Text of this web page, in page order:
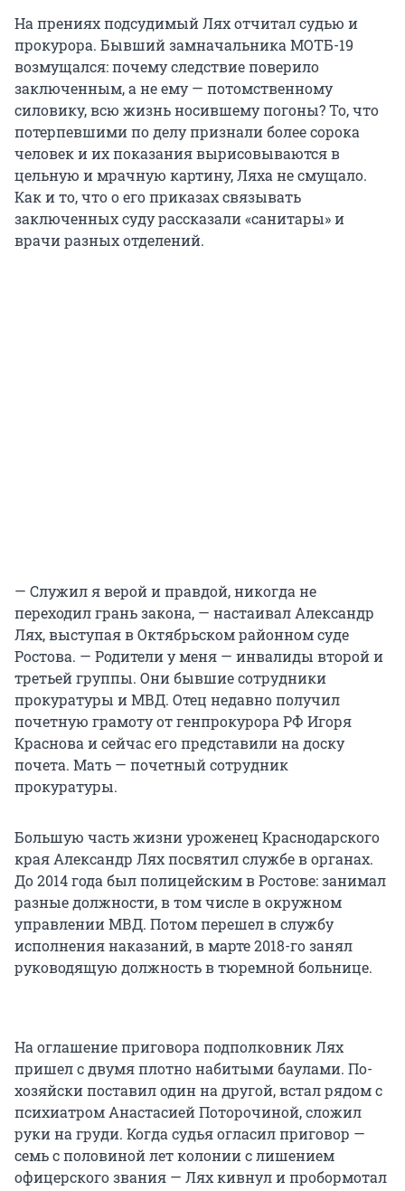
На прениях подсудимый Лях отчитал судью и
прокурора. Бывший замначальника МОТБ-19
возмущался: почему следствие поверило
заключенным, а не ему — потомственному
силовику, всю жизнь носившему погоны? То, что
потерпевшими по делу признали более сорока
человек и их показания вырисовываются в
цельную и мрачную картину, Ляха не смущало.
Как и то, что о его приказах связывать
заключенных суду рассказали «санитары» и
врачи разных отделений.
— Служил я верой и правдой, никогда не
переходил грань закона, — настаивал Александр
Лях, выступая в Октябрьском районном суде
Ростова. — Родители у меня — инвалиды второй и
третьей группы. Они бывшие сотрудники
прокуратуры и МВД. Отец недавно получил
почетную грамоту от генпрокурора РФ Игоря
Краснова и сейчас его представили на доску
почета. Мать — почетный сотрудник
прокуратуры.
Большую часть жизни уроженец Краснодарского
края Александр Лях посвятил службе в органах.
До 2014 года был полицейским в Ростове: занимал
разные должности, в том числе в окружном
управлении МВД. Потом перешел в службу
исполнения наказаний, в марте 2018-го занял
руководящую должность в тюремной больнице.
На оглашение приговора подполковник Лях
пришел с двумя плотно набитыми баулами. По-
хозяйски поставил один на другой, встал рядом с
психиатром Анастасией Поторочиной, сложил
руки на груди. Когда судья огласил приговор —
семь с половиной лет колонии с лишением
офицерского звания — Лях кивнул и пробормотал